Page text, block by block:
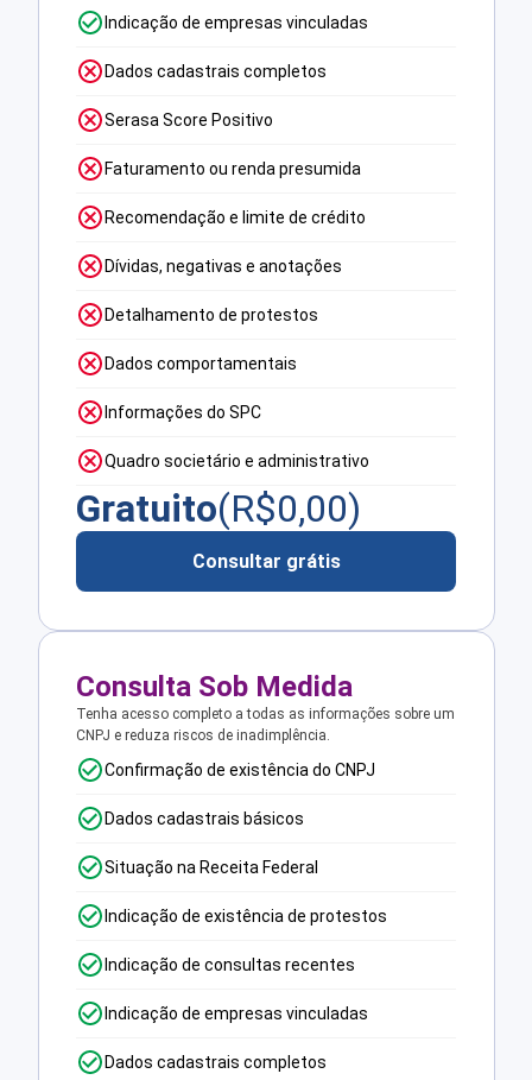
Indicação de empresas vinculadas
Dados cadastrais completos
Serasa Score Positivo
Faturamento ou renda presumida
Recomendação e limite de crédito
Dívidas, negativas e anotações
Detalhamento de protestos
Dados comportamentais
Informações do SPC
Quadro societário e administrativo
Gratuito(R$0,00)
Consultar grátis
Consulta Sob Medida
Tenha acesso completo a todas as informações sobre um
CNPJ e reduza riscos de inadimplência.
Confirmação de existência do CNPJ
Dados cadastrais básicos
Situação na Receita Federal
Indicação de existência de protestos
Indicação de consultas recentes
Indicação de empresas vinculadas
Dados cadastrais completos